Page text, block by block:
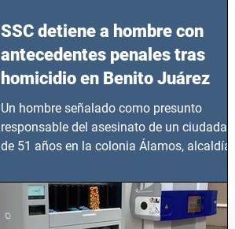
SSC detiene a hombre con
antecedentes penales tras
homicidio en Benito Juárez
Un hombre señalado como presunto
responsable del asesinato de un ciudadano
de 51 años en la colonia Álamos, alcaldía